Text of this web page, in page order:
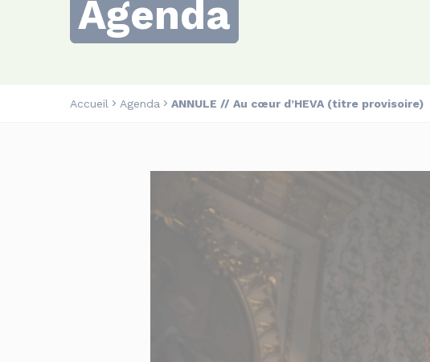
Agenda
Accueil Agenda ANNULE // Au cœur d’HEVA (titre provisoire)